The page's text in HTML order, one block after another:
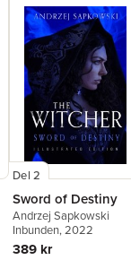
Del 2
Sword of Destiny
Andrzej Sapkowski
Inbunden, 2022
389 kr